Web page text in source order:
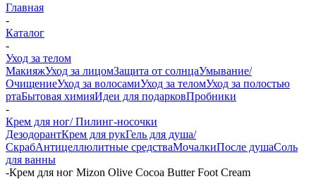
Главная
-
Каталог
-
Уход за телом
МакияжУход за лицомЗащита от солнцаУмывание/
ОчищениеУход за волосамиУход за теломУход за полостью
ртаБытовая химияИдеи для подарковПробники
-
Крем для ног/ Пилинг-носочки
ДезодорантКрем для рукГель для душа/
СкрабАнтицеллюлитные средстваМочалкиПосле душаСоль
для ванны
-Крем для ног Mizon Olive Cocoa Butter Foot Cream